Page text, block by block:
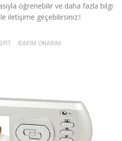
öğrenebilir ve daha fazla bilgi
iletişime geçebilirsiniz.!
BAKIM ONARIM